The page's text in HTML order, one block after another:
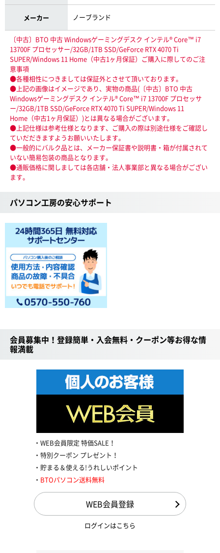
メーカー ノーブランド
〔中古〕BTO 中古 Windowsゲーミングデスク インテル® Core™ i7
13700F プロセッサー/32GB/1TB SSD/GeForce RTX 4070 Ti
SUPER/Windows 11 Home（中古1ヶ月保証）ご購入に際してのご注
意事項
●各種相性につきましては保証外とさせて頂いております。
●上記の画像はイメージであり、実物の商品(〔中古〕BTO 中古
Windowsゲーミングデスク インテル® Core™ i7 13700F プロセッサ
ー/32GB/1TB SSD/GeForce RTX 4070 Ti SUPER/Windows 11
Home（中古1ヶ月保証）)とは異なる場合がございます。
●上記仕様は参考仕様となります、ご購入の際は別途仕様をご確認し
ていだだきますようお願いいたします。
●一般的にバルク品とは、メーカー保証書や説明書・箱が付属されて
いない簡易包装の商品となります。
●通販価格に関しましては各店舗・法人事業部と異なる場合がござい
ます。
パソコン工房の安心サポート
会員募集中！登録簡単・入会無料・クーポン等お得な情
報満載
WEB会員限定 特価SALE！
特別クーポン プレゼント！
貯まる＆使える!うれしいポイント
BTOパソコン送料無料
WEB会員登録
ログインはこちら